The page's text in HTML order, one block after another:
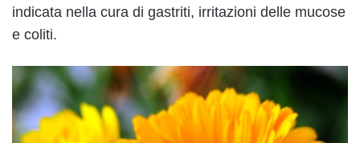
indicata nella cura di gastriti, irritazioni delle mucose
e coliti.